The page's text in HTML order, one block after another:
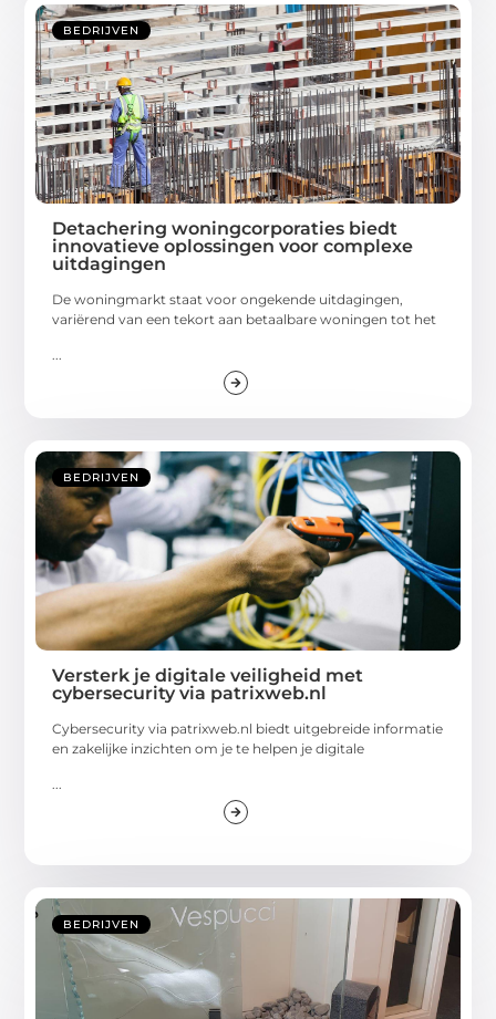
BEDRIJVEN
Detachering woningcorporaties biedt
innovatieve oplossingen voor complexe
uitdagingen
De woningmarkt staat voor ongekende uitdagingen,
variërend van een tekort aan betaalbare woningen tot het
...
BEDRIJVEN
Versterk je digitale veiligheid met
cybersecurity via patrixweb.nl
Cybersecurity via patrixweb.nl biedt uitgebreide informatie
en zakelijke inzichten om je te helpen je digitale
...
BEDRIJVEN